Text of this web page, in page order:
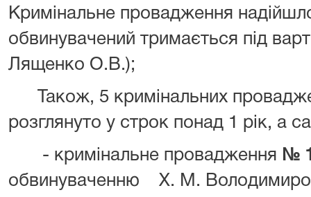
Кримінальне провадження
обвинувачений тримається під
Лященко О.В.);
Також, 5 кримінальних
розглянуто у строк понад 1 рік, а
- кримінальне провадження №
обвинуваченню Х. М.